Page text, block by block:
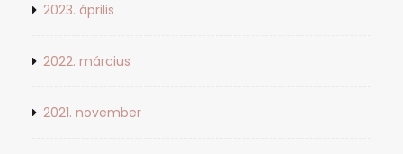
2023. április
2022. március
2021. november